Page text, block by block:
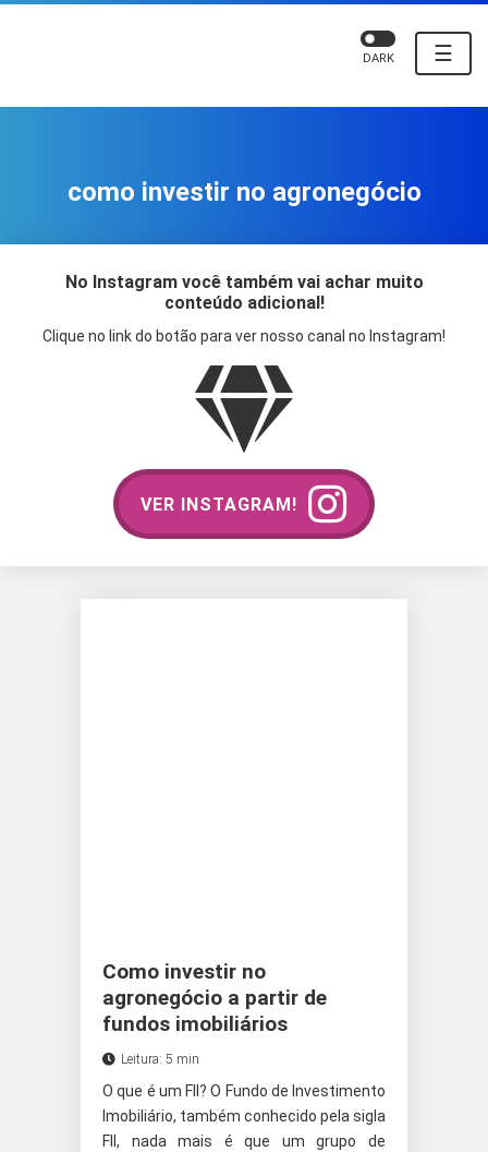
☰
DARK
como investir no agronegócio
No Instagram você também vai achar muito
conteúdo adicional!
Clique no link do botão para ver nosso canal no Instagram!
VER INSTAGRAM!
Como investir no
agronegócio a partir de
fundos imobiliários
Leitura: 5 min
O que é um FII? O Fundo de Investimento
Imobiliário, também conhecido pela sigla
FII, nada mais é que um grupo de